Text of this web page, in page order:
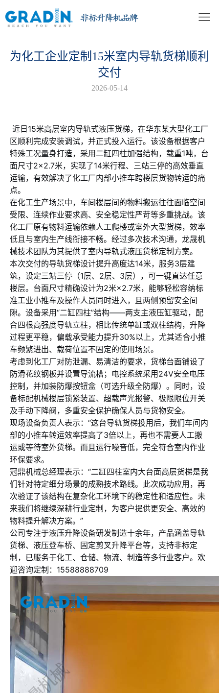
为化工企业定制15米室内导轨货梯顺利
交付
2026-05-14
近日 15米高层室内导轨式液压货梯，在华东某大型化工厂
区顺利完成安装调试，并正式投入运行。该设备根据客户
特殊工况量身打造，采用二缸四柱加强结构，载重1吨，台
面尺寸2×2.7米，实现了14米行程、三站三停的高效垂直
运输，有效解决了化工厂内部小推车跨楼层货物转运的痛
点。
在化工生产场景中，车间楼层间的物料搬运往往面临空间
受限、连续作业要求高、安全稳定性严苛等多重挑战。该
化工厂原有物料运输依赖人工爬楼或室外大型货梯，效率
低且与室内生产线衔接不畅。经过多次技术沟通，龙晟机
械技术团队为其提供了室内导轨式液压货梯定制方案。
本次交付的导轨货梯设计提升高度达14米，服务3层建
筑，设定三站三停（1层、2层、3层），可一键直达任意
楼层。台面尺寸精确设计为2米×2.7米，能够轻松容纳标
准工业小推车及操作人员同时进入，且两侧预留安全间
隙。设备采用“二缸四柱”结构——两支主液压缸驱动，配
合四根高强度导轨立柱，相比传统单缸或双柱结构，升降
过程更平稳，偏载承受能力提升30%以上，尤其适合小推
车频繁进出、载荷位置不固定的使用场景。
考虑到化工厂对防泄漏、易清洁的要求，货梯台面铺设了
防滑花纹钢板并设置导流槽；电控系统采用24V安全电压
控制，并加装防爆按钮盒（可选升级全防爆）。同时，设
备标配机械楼层锁紧装置、超载声光报警、极限限位开关
及手动下降阀，多重安全保护确保人员与货物安全。
现场设备负责人表示：“这台导轨货梯投用后，我们车间内
部的小推车转运效率提高了3倍以上，再也不需要人工搬
运或等待室外货梯。而且运行噪音低，完全符合室内作业
环保要求。
冠鼎机械总经理表示：“二缸四柱室内大台面高层货梯是我
们针对特定细分场景的成熟技术路线。此次成功应用，再
次验证了该结构在复杂化工环境下的稳定性和适应性。未
来我们将继续深耕行业定制，为客户提供更安全、高效的
物料提升解决方案。”
公司专注于液压升降设备研发制造十余年，产品涵盖导轨
货梯、液压登车桥、固定剪叉升降平台等，支持非标定
制，已服务于化工、仓储、物流、制造等多行业客户。欢
迎咨询定制：15588888709